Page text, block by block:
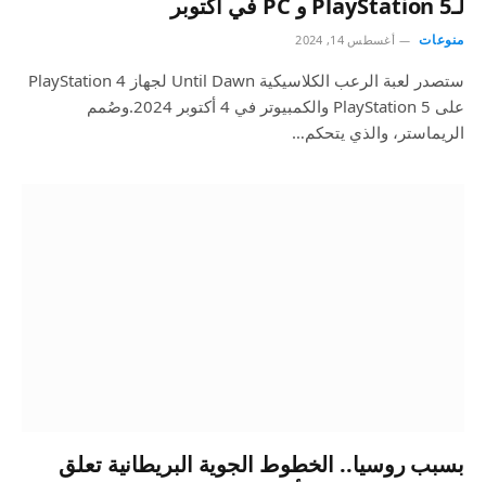
منوعات أغسطس 14, 2024
ستصدر لعبة الرعب الكلاسيكية Until Dawn لجهاز PlayStation 4
على PlayStation 5 والكمبيوتر في 4 أكتوبر 2024.وصُمم
الريماستر، والذي يتحكم…
بسبب روسيا.. الخطوط الجوية البريطانية تعلق